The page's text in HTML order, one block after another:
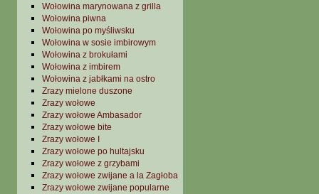
Wołowina marynowana z grilla
Wołowina piwna
Wołowina po myśliwsku
Wołowina w sosie imbirowym
Wołowina z brokułami
Wołowina z imbirem
Wołowina z jabłkami na ostro
Zrazy mielone duszone
Zrazy wołowe
Zrazy wołowe Ambasador
Zrazy wołowe bite
Zrazy wołowe I
Zrazy wołowe po hultajsku
Zrazy wołowe z grzybami
Zrazy wołowe zwijane a la Zagłoba
Zrazy wołowe zwijane popularne